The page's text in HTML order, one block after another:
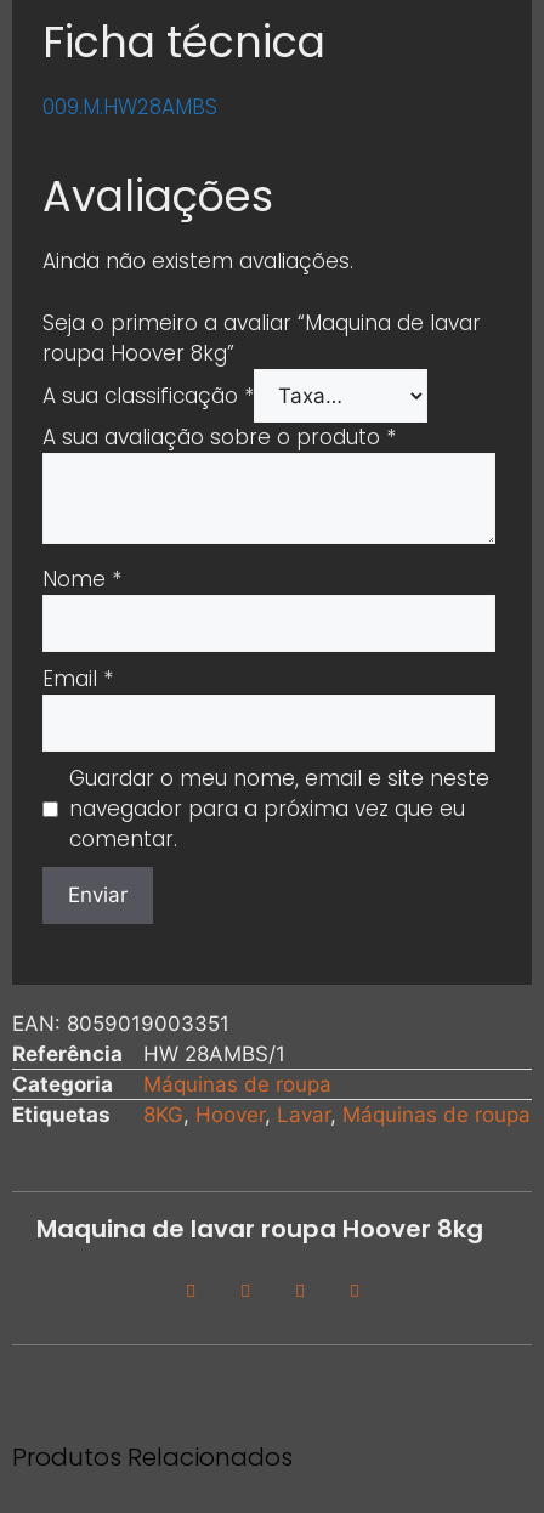
Ficha técnica
009.M.HW28AMBS
Avaliações
Ainda não existem avaliações.
Seja o primeiro a avaliar “Maquina de lavar
roupa Hoover 8kg”
A sua classificação *
A sua avaliação sobre o produto *
Nome *
Email *
Guardar o meu nome, email e site neste
navegador para a próxima vez que eu
comentar.
EAN: 8059019003351
Referência
HW 28AMBS/1
Categoria
Máquinas de roupa
Etiquetas
8KG, Hoover, Lavar, Máquinas de roupa
Maquina de lavar roupa Hoover 8kg
Produtos Relacionados